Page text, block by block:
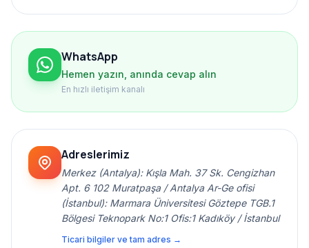
WhatsApp
Hemen yazın, anında cevap alın
En hızlı iletişim kanalı
Adreslerimiz
Merkez (Antalya): Kışla Mah. 37 Sk. Cengizhan
Apt. 6 102 Muratpaşa / Antalya Ar-Ge ofisi
(İstanbul): Marmara Üniversitesi Göztepe TGB.1
Bölgesi Teknopark No:1 Ofis:1 Kadıköy / İstanbul
Ticari bilgiler ve tam adres →